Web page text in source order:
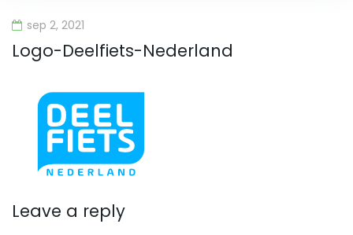
sep 2, 2021
Logo-Deelfiets-Nederland
Leave a reply